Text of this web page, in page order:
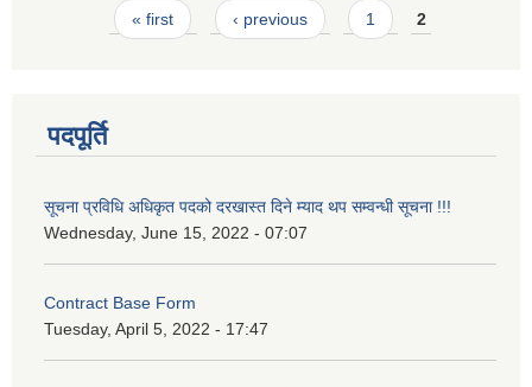
Pages« first ‹ previous 1 2
पदपूर्ति
सूचना प्रविधि अधिकृत पदको दरखास्त दिने म्याद थप सम्वन्धी सूचना !!!
Wednesday, June 15, 2022 - 07:07
Contract Base Form
Tuesday, April 5, 2022 - 17:47